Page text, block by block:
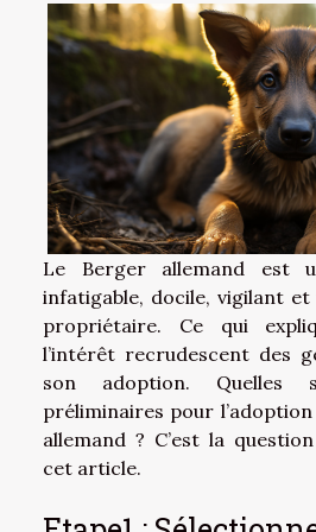
Le Berger allemand est
infatigable, docile, vigilant
propriétaire. Ce qui
l’intérêt recrudescent des
son adoption. Quelles
préliminaires pour
allemand ? C’est la
cet article.